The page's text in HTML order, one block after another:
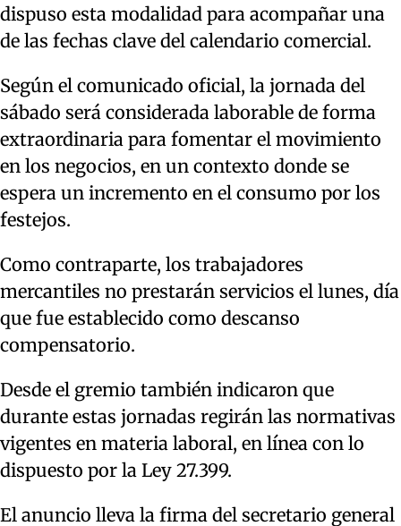
dispuso esta modalidad para acompañar una
de las fechas clave del calendario comercial.
Según el comunicado oficial, la jornada del
sábado será considerada laborable de forma
extraordinaria para fomentar el movimiento
en los negocios, en un contexto donde se
espera un incremento en el consumo por los
festejos.
Como contraparte, los trabajadores
mercantiles no prestarán servicios el lunes, día
que fue establecido como descanso
compensatorio.
Desde el gremio también indicaron que
durante estas jornadas regirán las normativas
vigentes en materia laboral, en línea con lo
dispuesto por la Ley 27.399.
El anuncio lleva la firma del secretario general